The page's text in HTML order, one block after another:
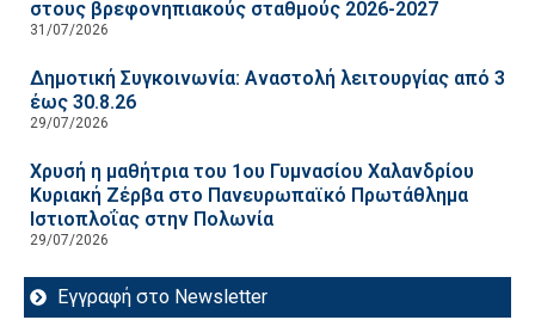
στους βρεφονηπιακούς σταθμούς 2026-2027
31/07/2026
Δημοτική Συγκοινωνία: Αναστολή λειτουργίας από 3
έως 30.8.26
29/07/2026
Χρυσή η μαθήτρια του 1ου Γυμνασίου Χαλανδρίου
Κυριακή Ζέρβα στο Πανευρωπαϊκό Πρωτάθλημα
Ιστιοπλοΐας στην Πολωνία
29/07/2026
Εγγραφή στο Newsletter